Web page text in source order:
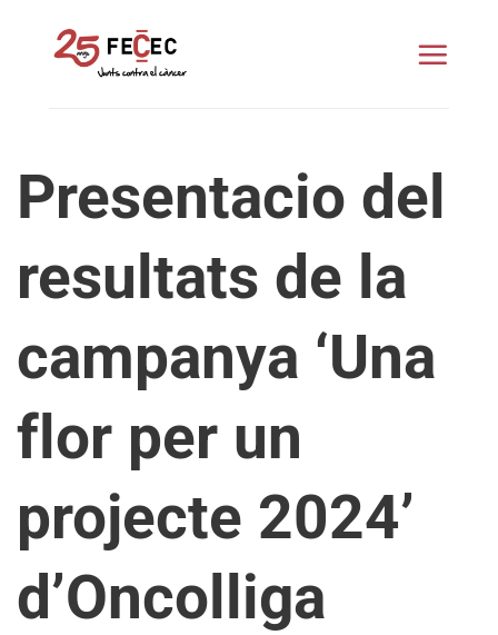
Presentacio del
resultats de la
campanya ‘Una
flor per un
projecte 2024’
d’Oncolliga